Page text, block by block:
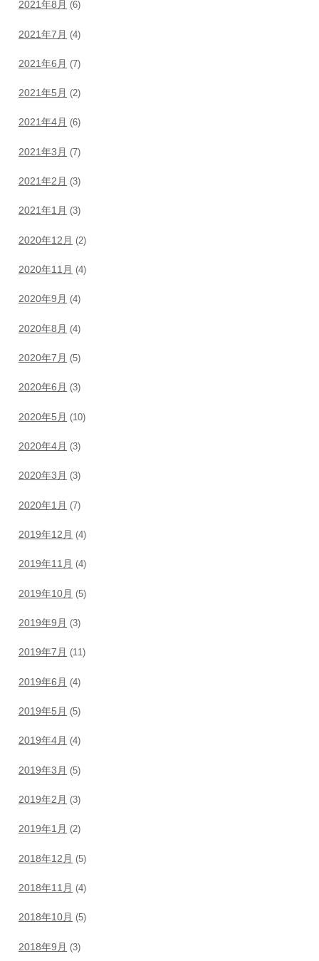
2021年8月 (6)
2021年7月 (4)
2021年6月 (7)
2021年5月 (2)
2021年4月 (6)
2021年3月 (7)
2021年2月 (3)
2021年1月 (3)
2020年12月 (2)
2020年11月 (4)
2020年9月 (4)
2020年8月 (4)
2020年7月 (5)
2020年6月 (3)
2020年5月 (10)
2020年4月 (3)
2020年3月 (3)
2020年1月 (7)
2019年12月 (4)
2019年11月 (4)
2019年10月 (5)
2019年9月 (3)
2019年7月 (11)
2019年6月 (4)
2019年5月 (5)
2019年4月 (4)
2019年3月 (5)
2019年2月 (3)
2019年1月 (2)
2018年12月 (5)
2018年11月 (4)
2018年10月 (5)
2018年9月 (3)